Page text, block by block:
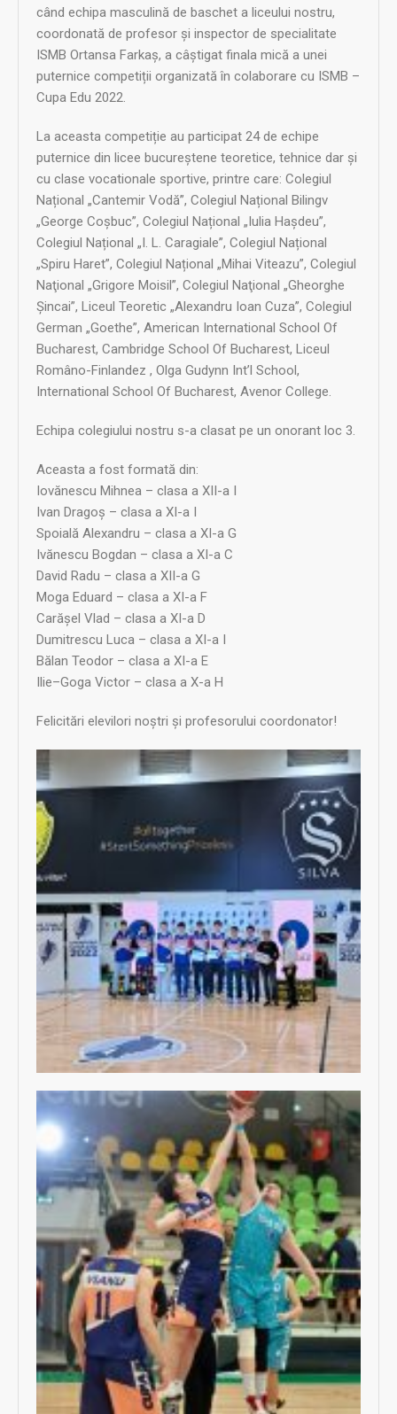
când echipa masculină de baschet a liceului nostru,
coordonată de profesor și inspector de specialitate
ISMB Ortansa Farkaș, a câștigat finala mică a unei
puternice competiții organizată în colaborare cu ISMB –
Cupa Edu 2022.
La aceasta competiție au participat 24 de echipe
puternice din licee bucureștene teoretice, tehnice dar și
cu clase vocationale sportive, printre care: Colegiul
Național „Cantemir Vodă”, Colegiul Național Bilingv
„George Coșbuc”, Colegiul Național „Iulia Haşdeu”,
Colegiul Național „I. L. Caragiale”, Colegiul Național
„Spiru Haret”, Colegiul Național „Mihai Viteazu”, Colegiul
Naţional „Grigore Moisil”, Colegiul Naţional „Gheorghe
Şincai”, Liceul Teoretic „Alexandru Ioan Cuza”, Colegiul
German „Goethe”, American International School Of
Bucharest, Cambridge School Of Bucharest, Liceul
Româno-Finlandez , Olga Gudynn Int’l School,
International School Of Bucharest, Avenor College.
Echipa colegiului nostru s-a clasat pe un onorant loc 3.
Aceasta a fost formată din:
Iovănescu Mihnea – clasa a XII-a I
Ivan Dragoș – clasa a XI-a I
Spoială Alexandru – clasa a XI-a G
Ivănescu Bogdan – clasa a XI-a C
David Radu – clasa a XII-a G
Moga Eduard – clasa a XI-a F
Carășel Vlad – clasa a XI-a D
Dumitrescu Luca – clasa a XI-a I
Bălan Teodor – clasa a XI-a E
Ilie–Goga Victor – clasa a X-a H
Felicitări elevilori noștri și profesorului coordonator!